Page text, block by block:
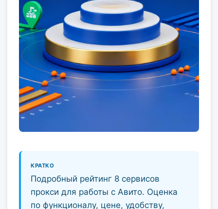
КРАТКО
Подробный рейтинг 8 сервисов
прокси для работы с Авито. Оценка
по функционалу, цене, удобству,